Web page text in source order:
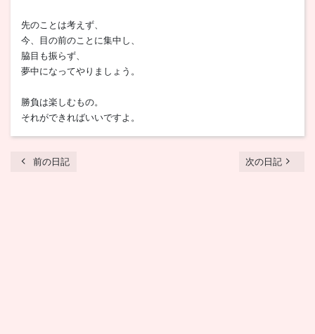
先のことは考えず、
今、目の前のことに集中し、
脇目も振らず、
夢中になってやりましょう。
勝負は楽しむもの。
それができればいいですよ。
chevron_left 前の日記 次の日記 navigate_next